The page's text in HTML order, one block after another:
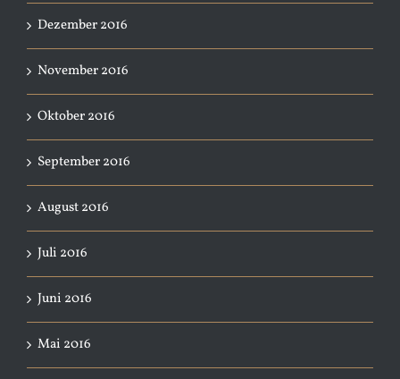
Dezember 2016
November 2016
Oktober 2016
September 2016
August 2016
Juli 2016
Juni 2016
Mai 2016